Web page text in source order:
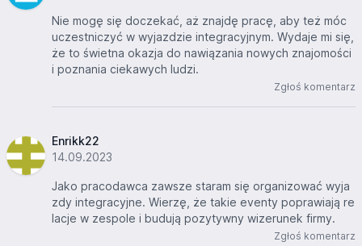
Nie mogę się doczekać, aż znajdę pracę, aby też móc
uczestniczyć w wyjazdzie integracyjnym. Wydaje mi się,
że to świetna okazja do nawiązania nowych znajomości
i poznania ciekawych ludzi.
Zgłoś komentarz
Enrikk22
14.09.2023
Jako pracodawca zawsze staram się organizować wyja
zdy integracyjne. Wierzę, że takie eventy poprawiają re
lacje w zespole i budują pozytywny wizerunek firmy.
Zgłoś komentarz